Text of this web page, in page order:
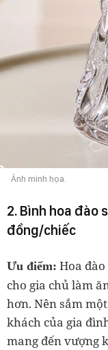
Ảnh minh họa.
2. Bình hoa đào
đồng/chiếc
Ưu điểm: Hoa
cho gia chủ làm
hơn. Nên sắm
khách của gia
mang đến vượng